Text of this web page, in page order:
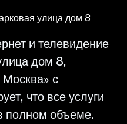
улица дом 8
и телевидение
дом 8,
Москва» с
что все услуги
полном объеме.